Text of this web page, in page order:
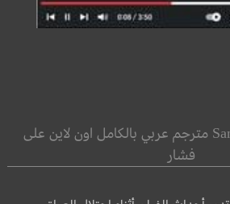
فلم Sand Castle 2017 مترجم عربي بالكامل اون لاين على
فشار